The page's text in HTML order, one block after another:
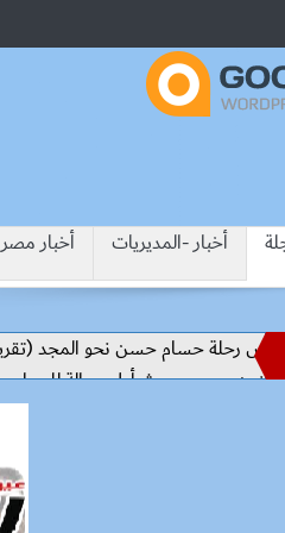
أخبار -المديريات أخبار مصر
رحلة حسام حسن نحو المجد (تقرير)